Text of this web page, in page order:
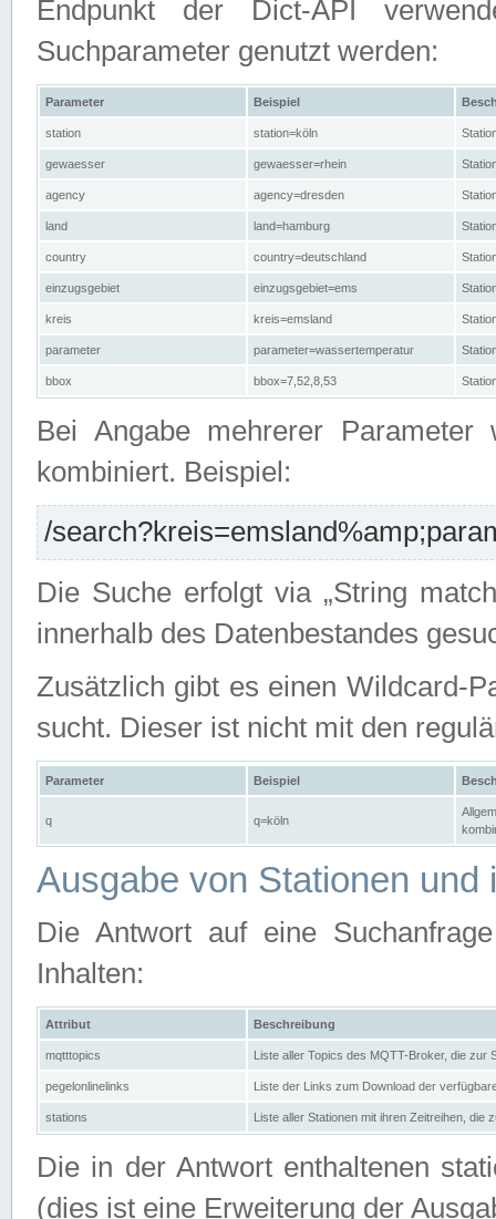
Endpunkt der Dict-API
Suchparameter genutzt werden:
Parameter Beispiel
station station=köln
gewaesser gewaesser=rhein
agency agency=dresden
land land=hamburg
country country=deutschland
einzugsgebiet einzugsgebiet=ems
kreis kreis=emsland
parameter parameter=wassertemperatur
bbox bbox=7,52,8,53
Bei Angabe mehrerer Parameter
kombiniert. Beispiel:
/
Die Suche erfolgt via „String
innerhalb des Datenbestandes
Zusätzlich gibt es einen Wildcard-
sucht. Dieser ist nicht mit den
Parameter Beispiel
q q=köln
Ausgabe von Stationen und
Die Antwort auf eine
Inhalten:
Attribut Beschreibung
mqtttopics Liste aller Topics des MQTT-Broker, die zur
pegelonlinelinks Liste der Links zum Download der
stations Liste aller Stationen mit ihren Zeitreihen, die
Die in der Antwort enthaltenen
(dies ist eine Erweiterung der